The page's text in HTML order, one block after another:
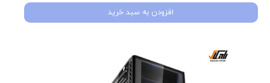
افزودن به سبد خرید